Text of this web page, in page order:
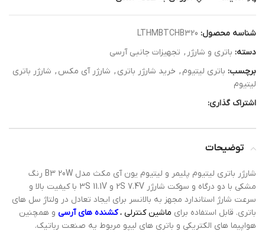
شناسه محصول: LTHMBTCHB320
دسته: باتری و شارژر , تجهیزات جانبی آرسی
برچسب: باتری لیتیوم , خرید شارژر باتری , شارژر آی مکس , شارژر باتری
لیتیوم
اشتراک گذاری:
توضیحات
شارژر باتری لیتیوم پلیمر و لیتیوم یون آی مکث مدل B3 20W رنگ
مشکی با دو درگاه و سوکت شارژر 2S 7.4V و 3S 11.1V با کیفیت بالا و
سرعت شارژ استاندارد مجهز به بالانسر برای ایجاد تعادل در ولتاژ سل های
باتری. قابل استفاده برای ماشین کنترلی ،کشنده های آرسی و همچنین
هواپیما های الکتریکی و باتری های لیپو مربوط یه صنعت رباتیک.